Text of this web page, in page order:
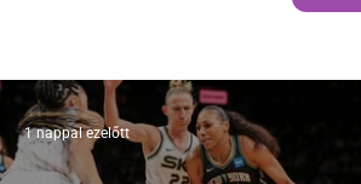
1 nappal ezelőtt